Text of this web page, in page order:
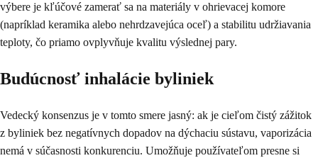
výbere je kľúčové zamerať sa na materiály v ohrievacej komore
(napríklad keramika alebo nehrdzavejúca oceľ) a stabilitu udržiavania
teploty, čo priamo ovplyvňuje kvalitu výslednej pary.
Budúcnosť inhalácie byliniek
Vedecký konsenzus je v tomto smere jasný: ak je cieľom čistý zážitok
z byliniek bez negatívnych dopadov na dýchaciu sústavu, vaporizácia
nemá v súčasnosti konkurenciu. Umožňuje používateľom presne si